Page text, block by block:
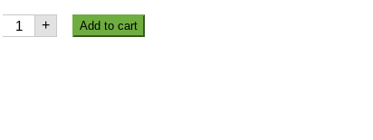
+ Add to cart